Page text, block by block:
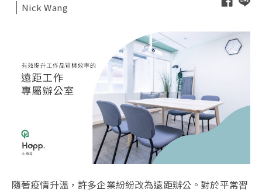
Nick Wang
隨著疫情升溫，許多企業紛紛改為遠距辦公。對於平常習